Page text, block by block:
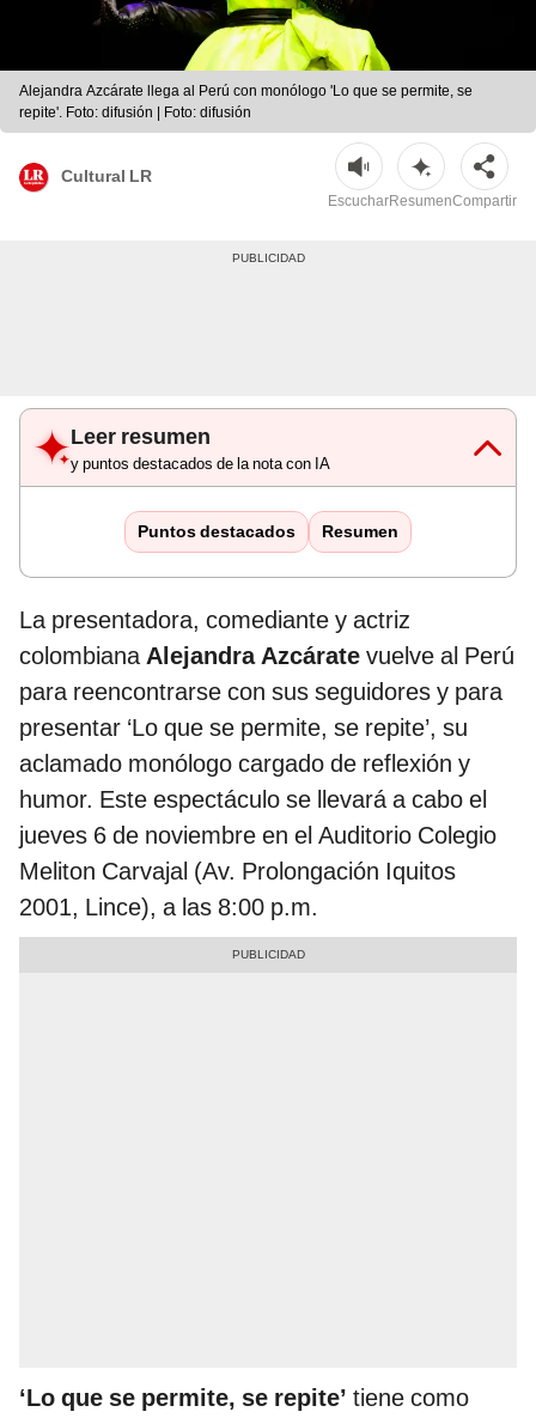
Alejandra Azcárate llega al Perú con monólogo 'Lo que se permite, se
repite'. Foto: difusión | Foto: difusión
Cultural LR
EscucharResumenCompartir
Leer resumen
y puntos destacados de la nota con IA
Puntos destacados Resumen
La presentadora, comediante y actriz
colombianaAlejandra Azcárate vuelve al Perú
para reencontrarse con sus seguidores y para
presentar ‘Lo que se permite, se repite’, su
aclamado monólogo cargado de reflexión y
humor. Este espectáculo se llevará a cabo el
jueves 6 de noviembre en el Auditorio Colegio
Meliton Carvajal (Av. Prolongación Iquitos
2001, Lince), a las 8:00 p.m.
‘Lo que se permite, se repite’ tiene como